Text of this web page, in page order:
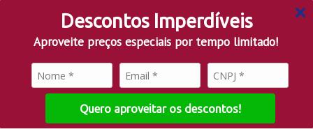
Descontos Imperdíveis
Aproveite preços especiais por tempo limitado!
Quero aproveitar os descontos!